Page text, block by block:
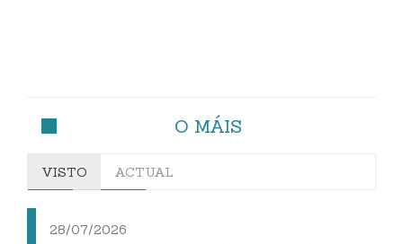
O MÁIS
VISTO ACTUAL
28/07/2026